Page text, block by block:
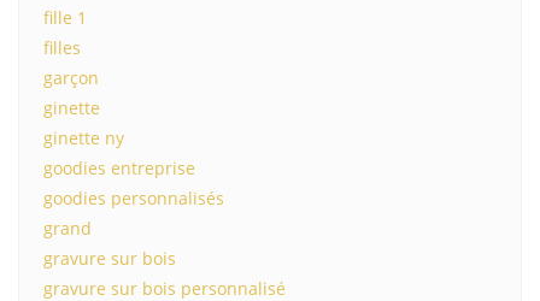
fille 1
filles
garçon
ginette
ginette ny
goodies entreprise
goodies personnalisés
grand
gravure sur bois
gravure sur bois personnalisé